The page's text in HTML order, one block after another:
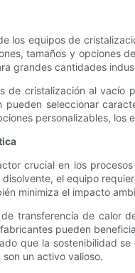
los equipos de
tamaños y opciones
grandes cantidades
de cristalización al
seleccionar
personalizables,
crucial en los
el equipo
minimiza el impacto
transferencia de calor
pueden
que la sostenibilidad
un activo valioso.